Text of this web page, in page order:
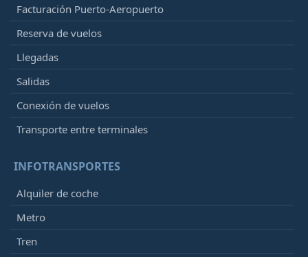
Facturación Puerto-Aeropuerto
Reserva de vuelos
Llegadas
Salidas
Conexión de vuelos
Transporte entre terminales
INFOTRANSPORTES
Alquiler de coche
Metro
Tren